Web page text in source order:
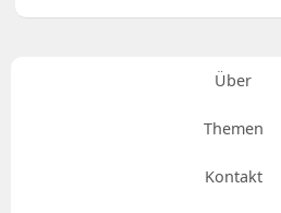
Über
Themen
Kontakt